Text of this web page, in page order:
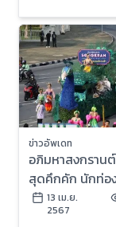
ข่าวอัพเดท
อภิมหาสงกราน
สุดคึกคัก นักท่อ
ไทย-ต่างชาติแห่
สงกรานต์แน่นซอ
13 เม.ย.
2567